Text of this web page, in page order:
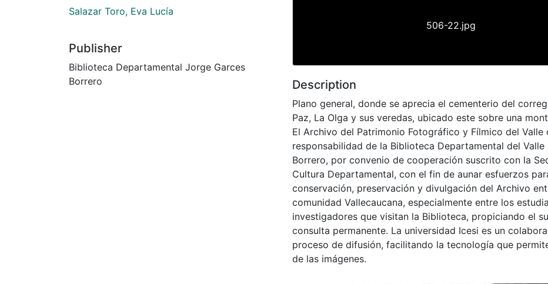
Salazar Toro, Eva Lucía
Publisher
Biblioteca Departamental Jorge Garces
Borrero
506-22.jpg
Description
Plano general, donde se aprecia el cementerio del
Paz, La Olga y sus veredas, ubicado este sobre una
El Archivo del Patrimonio Fotográfico y Fílmico del Valle
responsabilidad de la Biblioteca Departamental del Valle
Borrero, por convenio de cooperación suscrito con la
Cultura Departamental, con el fin de aunar esfuerzos
conservación, preservación y divulgación del Archivo
comunidad Vallecaucana, especialmente entre los
investigadores que visitan la Biblioteca, propiciando el
consulta permanente. La universidad Icesi es un
proceso de difusión, facilitando la tecnología que
de las imágenes.